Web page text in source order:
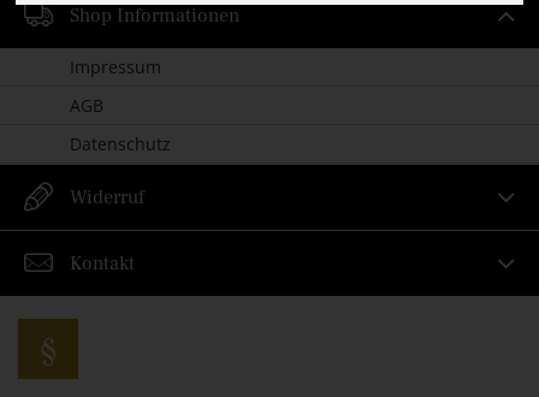
Shop Informationen
Impressum
AGB
Datenschutz
Widerruf
Kontakt
§